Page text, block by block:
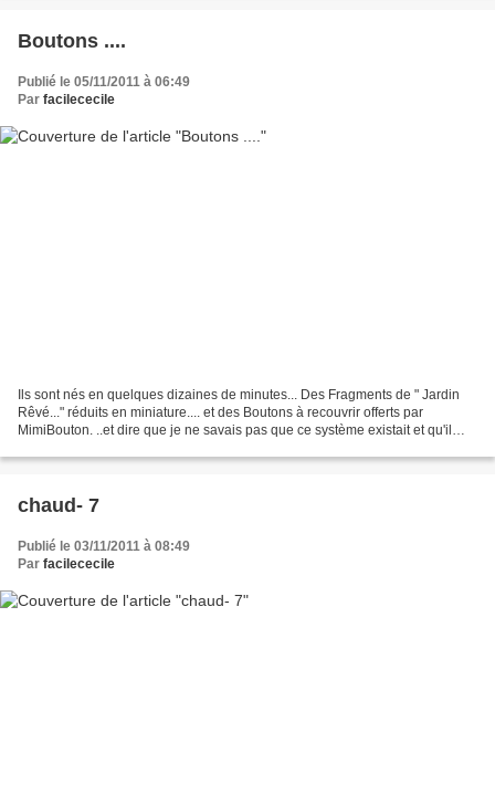
Boutons ....
Publié le 05/11/2011 à 06:49
Par facilececile
Ils sont nés en quelques dizaines de minutes... Des Fragments de " Jardin
Rêvé..." réduits en miniature.... et des Boutons à recouvrir offerts par
MimiBouton. ..et dire que je ne savais pas que ce système existait et qu'il
chaud- 7
Publié le 03/11/2011 à 08:49
Par facilececile